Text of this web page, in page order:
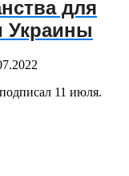
для
Украины
11 июля.